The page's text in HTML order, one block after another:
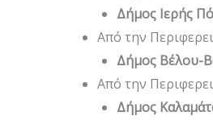
Δήμος Ιερής
Από την
Δήμος Βέλου-
Από την
Δήμος